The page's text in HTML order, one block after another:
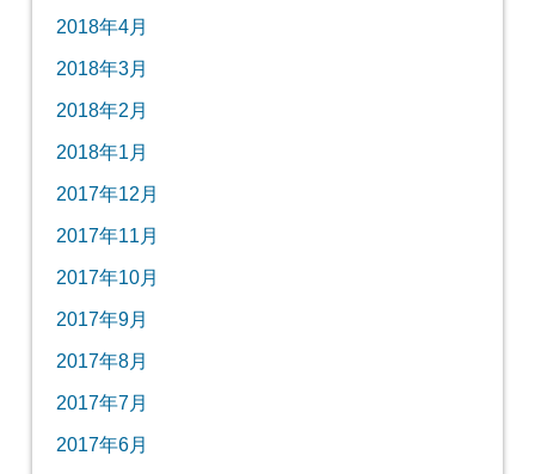
2018年4月
2018年3月
2018年2月
2018年1月
2017年12月
2017年11月
2017年10月
2017年9月
2017年8月
2017年7月
2017年6月